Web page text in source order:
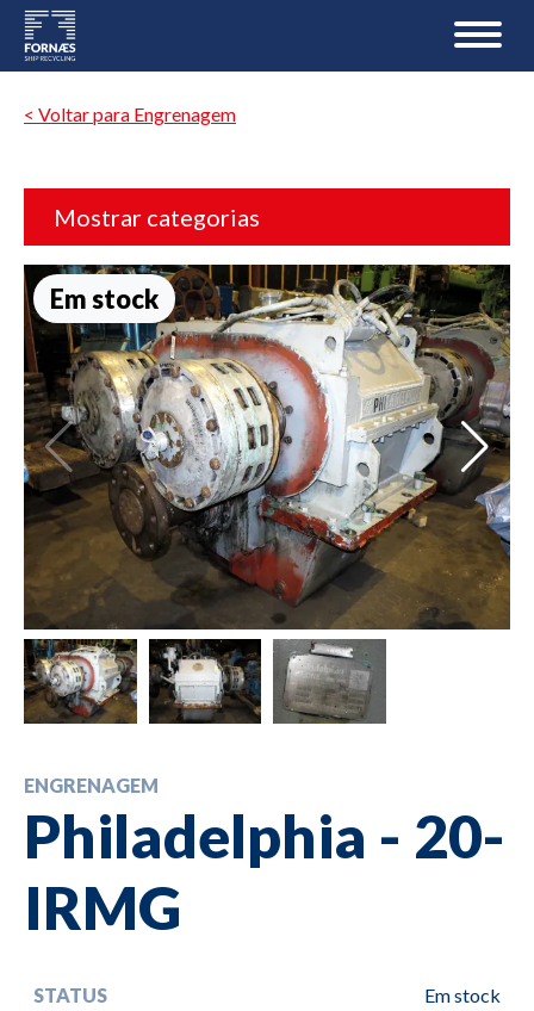
< Voltar para Engrenagem
Mostrar categorias
Em stock
ENGRENAGEM
Philadelphia - 20-
IRMG
STATUS Em stock